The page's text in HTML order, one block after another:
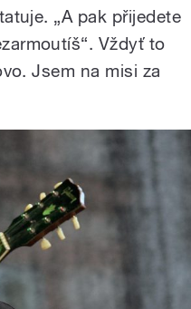
„A pak přijedete
Vždyť to
Jsem na misi za